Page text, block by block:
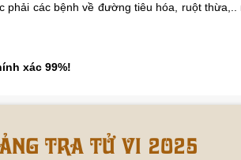
các bệnh về đường tiêu hóa, ruột
xác 99%!
tra tử vi 2025